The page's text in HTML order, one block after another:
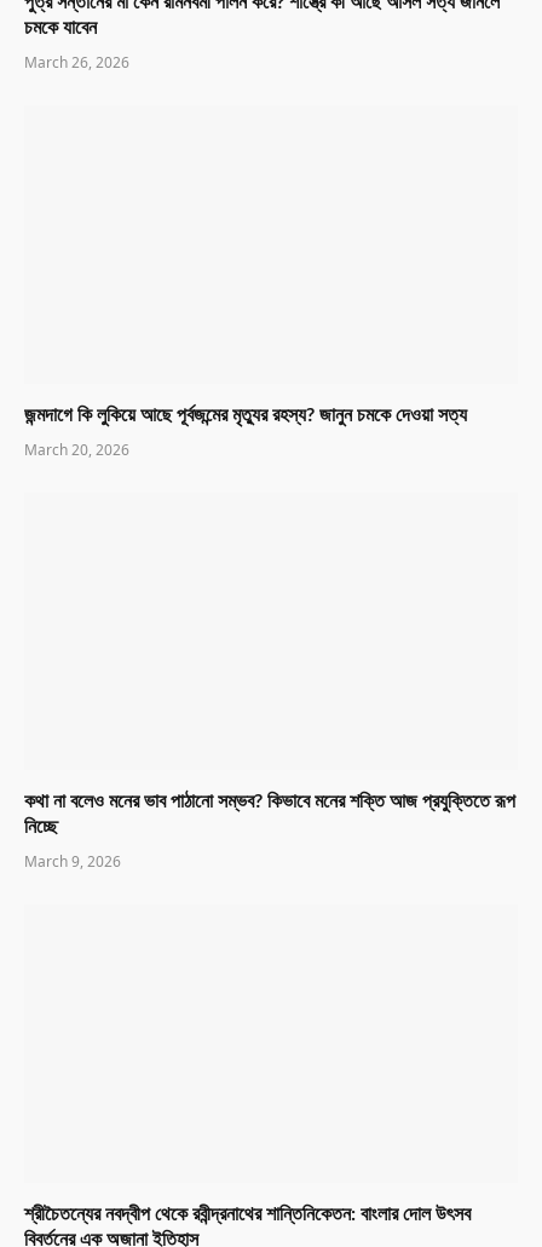
চমকে যাবেন
March 26, 2026
জন্মদাগে কি লুকিয়ে আছে পূর্বজন্মের মৃত্যুর রহস্য? জানুন চমকে দেওয়া সত্য
March 20, 2026
কথা না বলেও মনের ভাব পাঠানো সম্ভব? কিভাবে মনের শক্তি আজ প্রযুক্তিতে রূপ
নিচ্ছে
March 9, 2026
শ্রীচৈতন্যের নবদ্বীপ থেকে রবীন্দ্রনাথের শান্তিনিকেতন: বাংলার দোল উৎসব
বিবর্তনের এক অজানা ইতিহাস